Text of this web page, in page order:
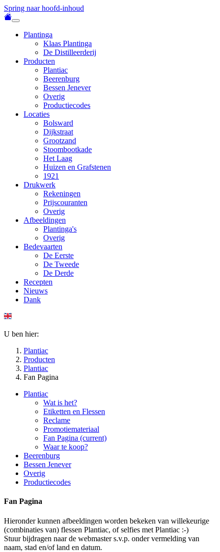
Spring naar hoofd-inhoud
Plantinga
Klaas Plantinga
De Distilleerderij
Producten
Plantiac
Beerenburg
Bessen Jenever
Overig
Productiecodes
Locaties
Bolsward
Dijkstraat
Grootzand
Stoombootkade
Het Laag
Huizen en Grafstenen
1921
Drukwerk
Rekeningen
Prijscouranten
Overig
Afbeeldingen
Plantinga's
Overig
Bedevaarten
De Eerste
De Tweede
De Derde
Recepten
Nieuws
Dank
U ben hier:
Plantiac
Producten
Plantiac
Fan Pagina
Plantiac
Wat is het?
Etiketten en Flessen
Reclame
Promotiemateriaal
Fan Pagina (current)
Waar te koop?
Beerenburg
Bessen Jenever
Overig
Productiecodes
Fan Pagina
Hieronder kunnen afbeeldingen worden bekeken van willekeurige
(combinaties van) flessen Plantiac, of selfies met Plantiac :-)
Stuur bijdragen naar de webmaster s.v.p. onder vermelding van
naam, stad en/of land en datum.